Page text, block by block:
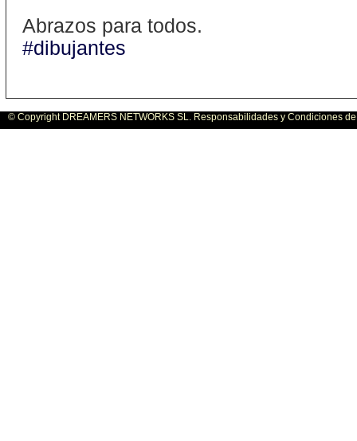
Abrazos para todos.
#dibujantes
© Copyright DREAMERS NETWORKS SL. Responsabilidades y Condiciones